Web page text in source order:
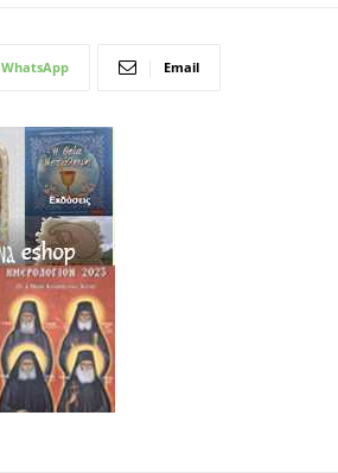
WhatsApp Email